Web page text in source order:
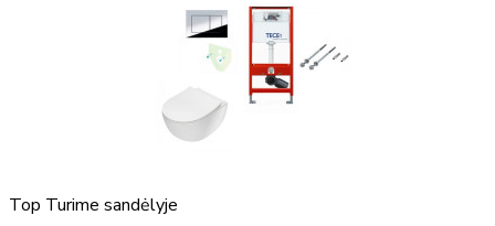
Top Turime sandėlyje